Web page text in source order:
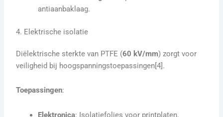
antiaanbaklaag.
4. Elektrische isolatie
Diëlektrische sterkte van PTFE (60 kV/mm) zorgt voor
veiligheid bij hoogspanningstoepassingen[4].
Toepassingen:
Elektronica: Isolatiefolies voor printplaten.